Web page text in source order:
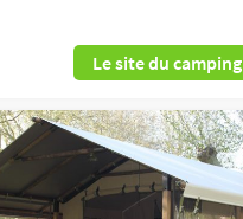
Le site du camping